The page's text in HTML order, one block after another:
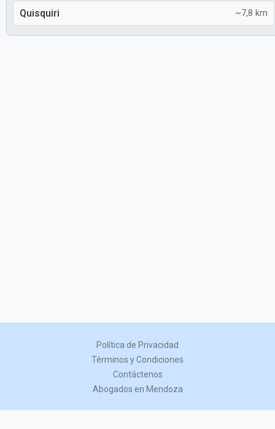
Quisquiri ~7,8 km
Política de Privacidad
Términos y Condiciones
Contáctenos
Abogados en Mendoza